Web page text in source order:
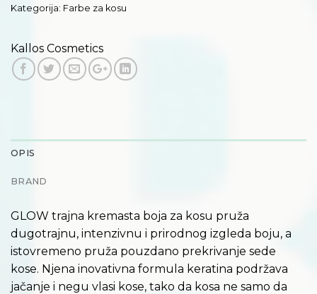
Kategorija: Farbe za kosu
Kallos Cosmetics
OPIS
BRAND
GLOW trajna kremasta boja za kosu pruža
dugotrajnu, intenzivnu i prirodnog izgleda boju, a
istovremeno pruža pouzdano prekrivanje sede
kose. Njena inovativna formula keratina podržava
jačanje i negu vlasi kose, tako da kosa ne samo da